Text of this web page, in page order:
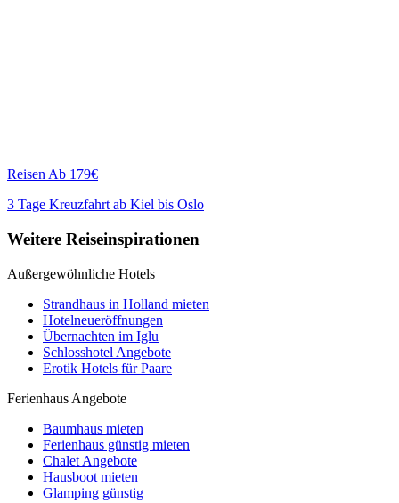
Reisen Ab 179€
3 Tage Kreuzfahrt ab Kiel bis Oslo
Weitere Reiseinspirationen
Außergewöhnliche Hotels
Strandhaus in Holland mieten
Hotelneueröffnungen
Übernachten im Iglu
Schlosshotel Angebote
Erotik Hotels für Paare
Ferienhaus Angebote
Baumhaus mieten
Ferienhaus günstig mieten
Chalet Angebote
Hausboot mieten
Glamping günstig